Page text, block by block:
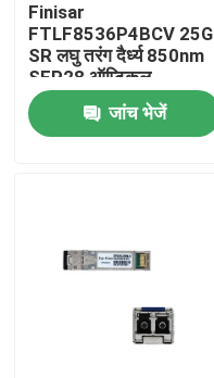
गुणवत्ता नियंत्रण
संपर्क करें
Finisar
FTLF8536P4BCV 25G
SR लघु तरंग दैर्ध्य 850nm
SFP28 ऑप्टिकल
ट्रांससीवर
जांच भेजें